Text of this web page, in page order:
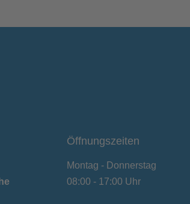
Öffnungszeiten
Montag - Donnerstag
08:00 - 17:00 Uhr